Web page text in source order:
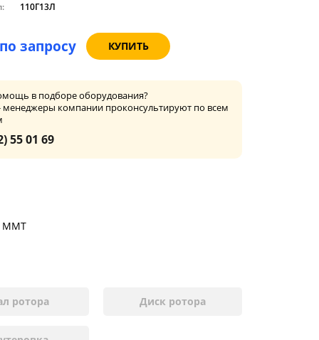
110Г13Л
запросу КУПИТЬ
в подборе оборудования?
менеджеры компании проконсультируют по всем
55 01 69
ММТ
ротора Диск ротора